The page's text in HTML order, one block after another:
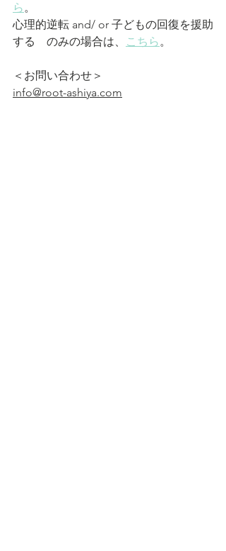
ら。
心理的逆転 and/ or 子どもの回復を援助
する　のみの場合は、
こちら。
＜お問い合わせ＞
info@root-ashiya.com